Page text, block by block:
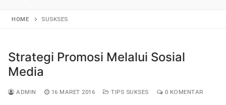
HOME SUSKSES
Strategi Promosi Melalui Sosial
Media
ADMIN 16 MARET 2016 TIPS SUKSES 0 KOMENTAR